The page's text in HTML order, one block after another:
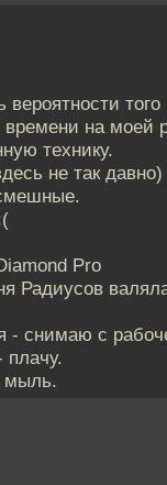
того
на моей
технику.
не так давно)
Pro
Радиусов
- снимаю с
плачу.
мыль.